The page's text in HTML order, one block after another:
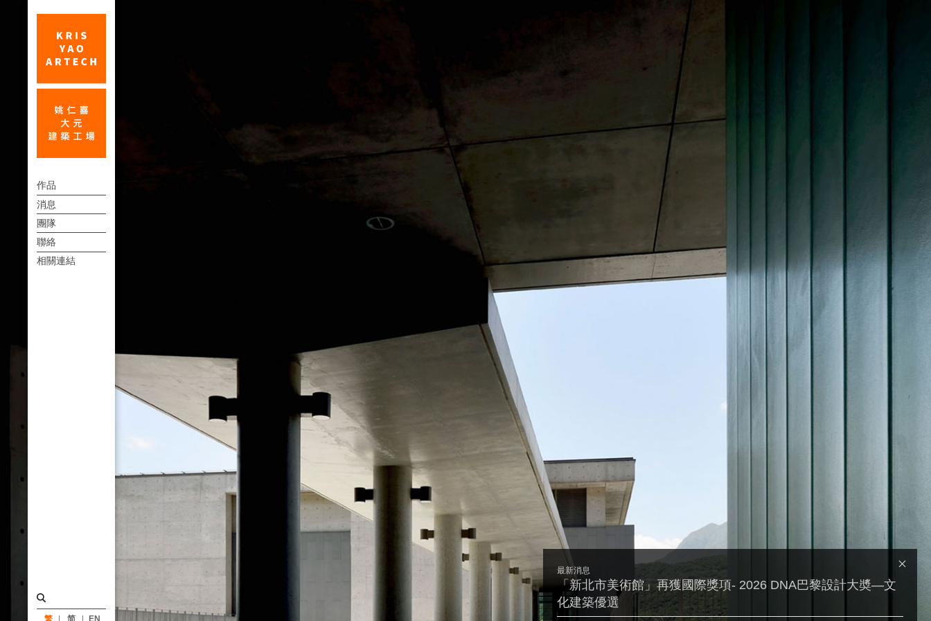
仁
喜
｜
大
上
方
連
結
選
單
作品
消息
團隊
聯絡
相關連結
繁 简 EN
最新消息
「新北市美術館」再獲國際獎項- 2026 DNA巴黎設計大奬—文
化建築優選